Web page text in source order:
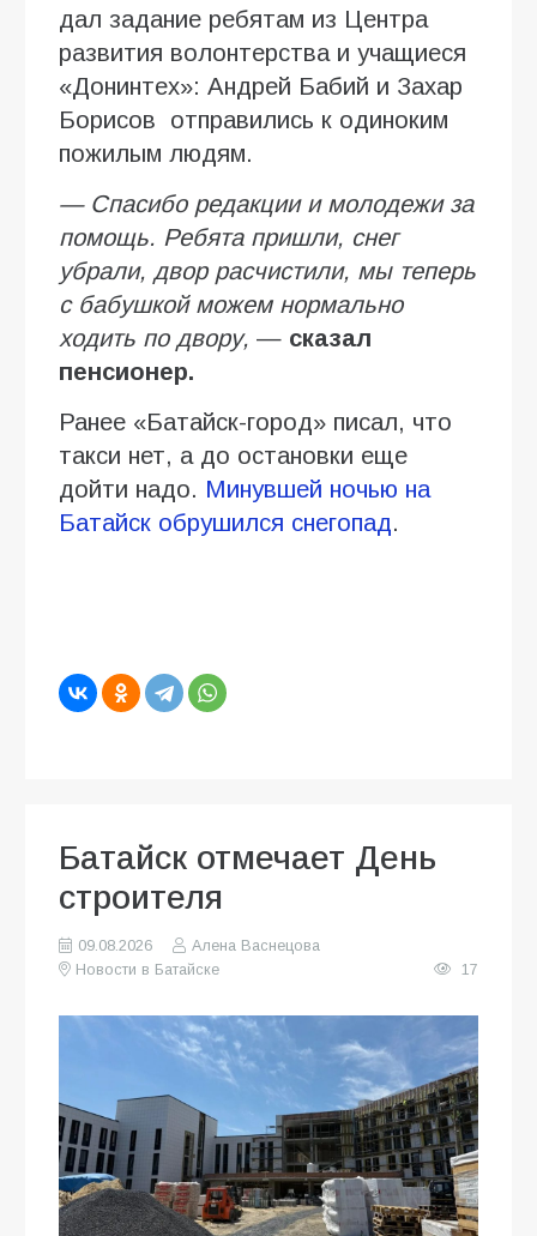
дал задание ребятам из Центра
развития волонтерства и учащиеся
«Донинтех»: Андрей Бабий и Захар
Борисов отправились к одиноким
пожилым людям.
— Спасибо редакции и молодежи за
помощь. Ребята пришли, снег
убрали, двор расчистили, мы теперь
с бабушкой можем нормально
ходить по двору, — сказал
пенсионер.
Ранее «Батайск-город» писал, что
такси нет, а до остановки еще
дойти надо. Минувшей ночью на
Батайск обрушился снегопад.
Батайск отмечает День
строителя
09.08.2026
Алена Васнецова
Новости в Батайске
17